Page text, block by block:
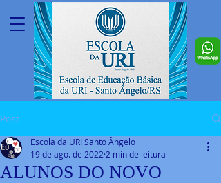
Post
ALUNOS DO NOVO
Escola da URI Santo Ângelo
19 de ago. de 2022 2 min de leitura